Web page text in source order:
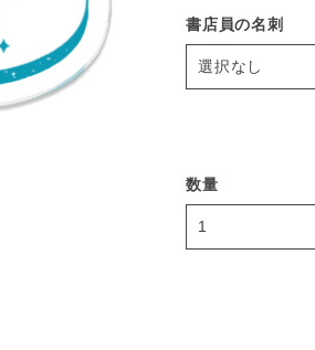
書店員の名刺
数量